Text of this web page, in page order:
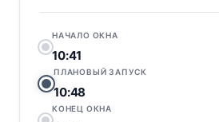
НАЧАЛО ОКНА
10:41
ПЛАНОВЫЙ ЗАПУСК
10:48
КОНЕЦ ОКНА